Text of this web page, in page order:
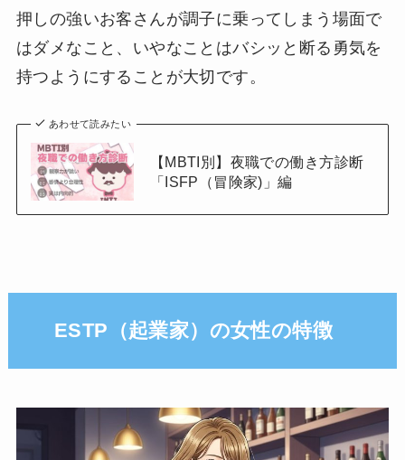
押しの強いお客さんが調子に乗ってしまう場面で
はダメなこと、いやなことはバシッと断る勇気を
持つようにすることが大切です。
あわせて読みたい
【MBTI別】夜職での働き方診断
「ISFP（冒険家)」編
ESTP（起業家）の女性の特徴